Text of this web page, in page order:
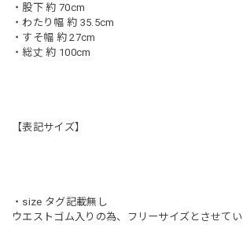
・股下 約 70cm
・わたり幅 約 35.5cm
・すそ幅 約 27cm
・総丈 約 100cm
【表記サイズ】
・size タグ記載無し
ウエストゴム入りの為、フリーサイズとさせて